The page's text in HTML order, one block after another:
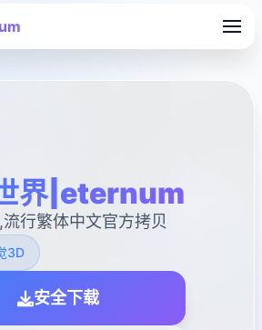
界|eternum
行繁体中文官方拷贝
3D
安全下载